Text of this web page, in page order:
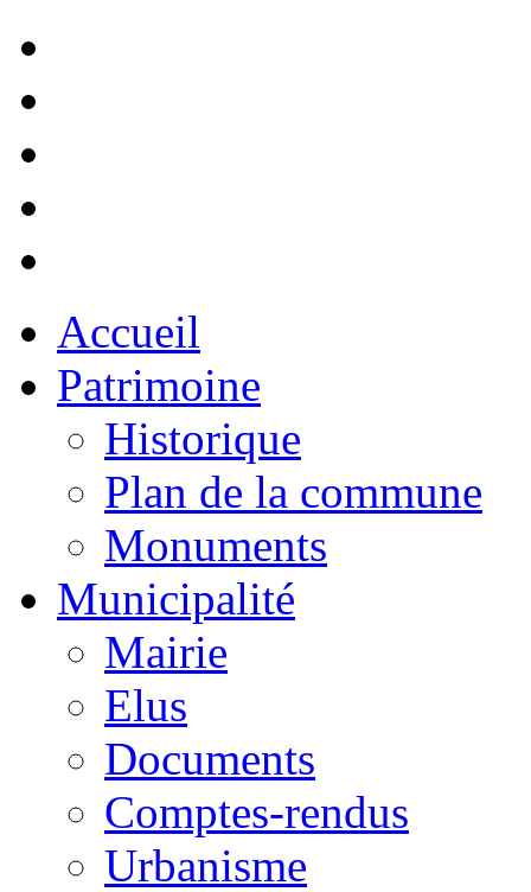
Accueil
Patrimoine
Historique
Plan de la commune
Monuments
Municipalité
Mairie
Elus
Documents
Comptes-rendus
Urbanisme